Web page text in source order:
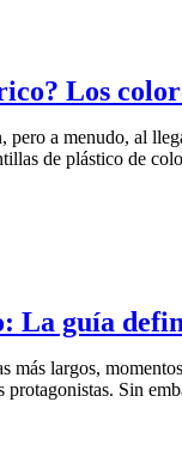
Los
a menudo, al
de plástico de
La guía
más largos,
Sin